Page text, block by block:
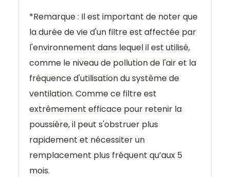
*Remarque : Il est important de noter que
la durée de vie d'un filtre est affectée par
l'environnement dans lequel il est utilisé,
comme le niveau de pollution de l'air et la
fréquence d'utilisation du système de
ventilation. Comme ce filtre est
extrêmement efficace pour retenir la
poussière, il peut s'obstruer plus
rapidement et nécessiter un
remplacement plus fréquent qu’aux 5
mois.